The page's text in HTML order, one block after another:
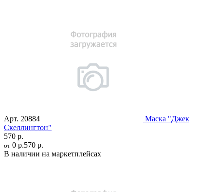
Арт. 20884
Маска "Джек
Скеллингтон"
570 р.
от 0 р.570 р.
В наличии на маркетплейсах